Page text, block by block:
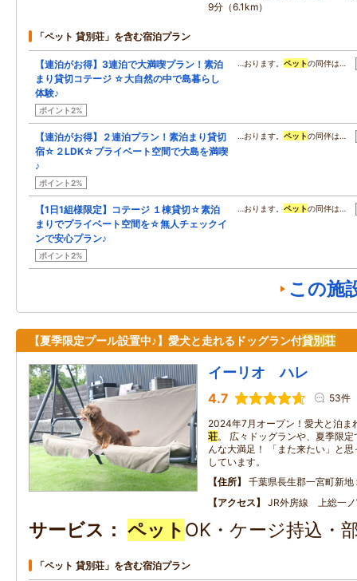
9分（6.1km）
「ペット 貸別荘」を含む宿泊プラン
【連泊がお得】3連泊で大満喫プラン！素泊
まり貸切コテージ ☆大自然の中で島暮らし
体験♪
ポイント2%
…おります。 ペットの同伴は…
【連泊がお得】２連泊プラン！素泊まり貸切
宿☆２LDK☆プライベート空間で大島を満喫
♪
ポイント2%
…おります。 ペットの同伴は…
【1日1組様限定】コテージ １棟貸切☆素泊
まりでプライベート空間を☆無人チェックイ
ンで安心プラン♪
ポイント2%
…おります。 ペットの同伴は…
この施
【夏季限定プール設置中♪】愛犬と走れるドッグラン付貸別荘
イーリオ ハレ
4.7 53件
2024年7月オープン！愛犬と泊ま
荘。 広々ドッグランや、夏季限
んな大満足！ 「また来たい」と
しています。
住所
千葉県長生郡一宮町新地
アクセス
JR外房線 上総一ノ
サービス ペット OK・ケージ持込・
「ペット 貸別荘」を含む宿泊プラン